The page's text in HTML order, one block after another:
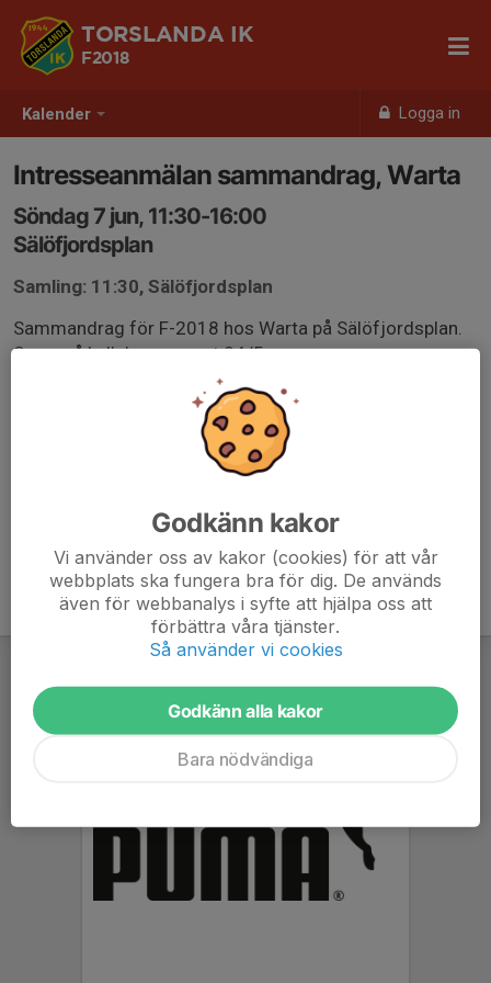
Kalender Logga in
TORSLANDA IK
F2018
Intresseanmälan sammandrag, Warta
Söndag 7 jun, 11:30-16:00
Sälöfjordsplan
Samling: 11:30, Sälöfjordsplan
Sammandrag för F-2018 hos Warta på Sälöfjordsplan.
Svara på kallelsen senast 24/5.
Godkänn kakor
Vi använder oss av kakor (cookies) för att vår
webbplats ska fungera bra för dig. De används
även för webbanalys i syfte att hjälpa oss att
förbättra våra tjänster.
Så använder vi cookies
Godkänn alla kakor
Bara nödvändiga